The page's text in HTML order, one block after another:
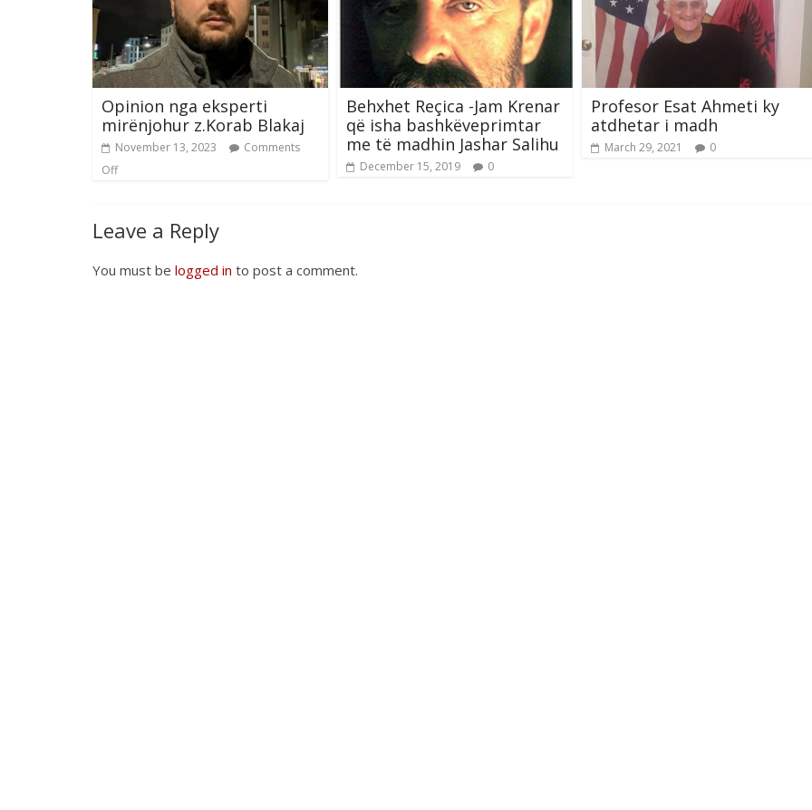
Opinion nga eksperti
mirënjohur z.Korab Blakaj
November 13, 2023
Comments
Off
Behxhet Reçica -Jam Krenar
që isha bashkëveprimtar
me të madhin Jashar Salihu
December 15, 2019 0
Profesor Esat Ahmeti ky
atdhetar i madh
March 29, 2021 0
Leave a Reply
You must be logged in to post a comment.